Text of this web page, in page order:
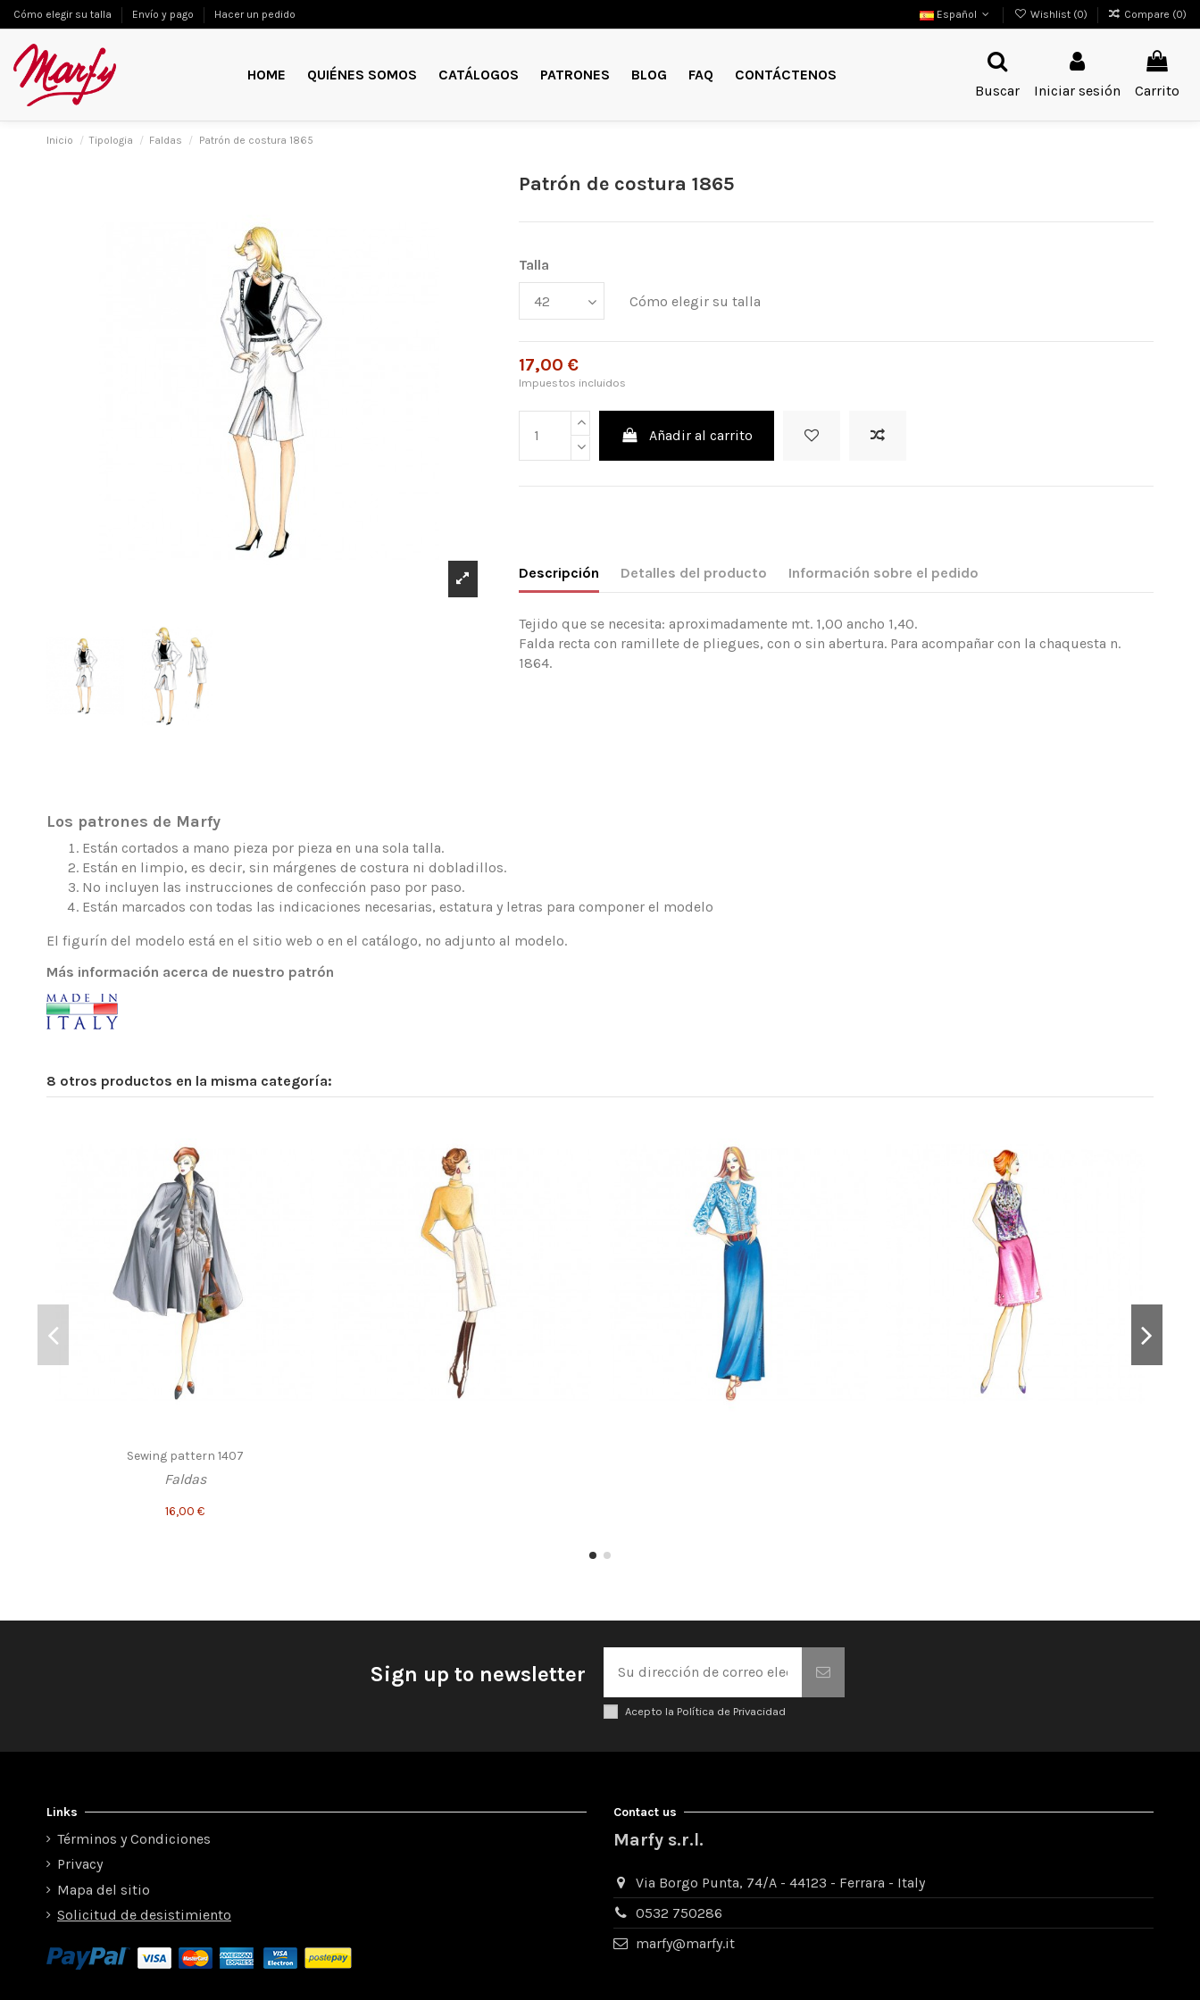
Cómo elegir su talla Envío y pago Hacer un pedido Español Wishlist (0) Compare (0)
HOME QUIÉNES SOMOS CATÁLOGOS PATRONES BLOG FAQ
CONTÁCTENOS
Buscar
Iniciar sesión Carrito
Inicio Tipologia Faldas Patrón de costura 1865
Patrón de costura 1865
Talla
Cómo elegir su talla
17,00 €
Impuestos incluidos
Añadir al carrito
Descripción Detalles del producto Información sobre el pedido
Tejido que se necesita: aproximadamente mt. 1,00 ancho 1,40.
Falda recta con ramillete de pliegues, con o sin abertura. Para acompañar con la chaquesta n.
1864.
Los patrones de Marfy
Están cortados a mano pieza por pieza en una sola talla.
Están en limpio, es decir, sin márgenes de costura ni dobladillos.
No incluyen las instrucciones de confección paso por paso.
Están marcados con todas las indicaciones necesarias, estatura y letras para componer el modelo
El figurín del modelo está en el sitio web o en el catálogo, no adjunto al modelo.
Más información acerca de nuestro patrón
8 otros productos en la misma categoría:
Sewing pattern 1407
Faldas
16,00 €
Sign up to newsletter
Acepto la Política de Privacidad
Links
Términos y Condiciones
Privacy
Mapa del sitio
Solicitud de desistimiento
Contact us
Marfy s.r.l.
Via Borgo Punta, 74/A - 44123 - Ferrara - Italy
0532 750286
marfy@marfy.it